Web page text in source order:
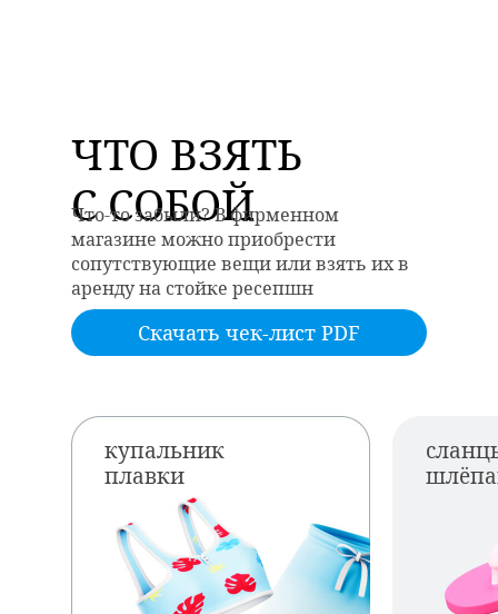
ЧТО ВЗЯТЬ
С СОБОЙ
Что-то забыли? В фирменном
магазине можно приобрести
сопутствующие вещи или взять их в
аренду на стойке ресепшн
Скачать чек-лист PDF
купальник
плавки